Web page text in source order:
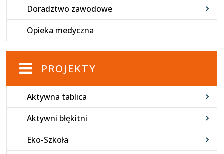
Doradztwo zawodowe
Opieka medyczna
PROJEKTY
Aktywna tablica
Aktywni błękitni
Eko-Szkoła